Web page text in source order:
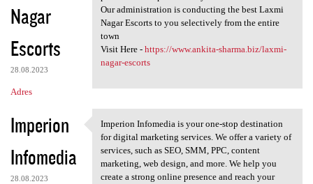
Nagar
Escorts
28.08.2023
Adres
Our administration is conducting the best Laxmi
Nagar Escorts to you selectively from the entire
town
Visit Here - https://www.ankita-sharma.biz/laxmi-
nagar-escorts
Imperion
Infomedia
28.08.2023
Imperion Infomedia is your
Imperion Infomedia is your one-stop destination
for digital marketing services. We offer a variety of
services, such as SEO, SMM, PPC, content
marketing, web design, and more. We help you
create a strong online presence and reach your